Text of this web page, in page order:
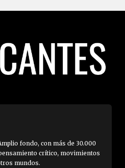
fondo, con más de 30.000
crítico, movimientos
mundos.